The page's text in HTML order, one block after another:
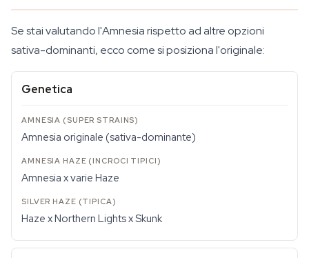
Se stai valutando l'Amnesia rispetto ad altre opzioni
sativa-dominanti, ecco come si posiziona l'originale:
Genetica
Amnesia originale (sativa-dominante)
Amnesia x varie Haze
Haze x Northern Lights x Skunk